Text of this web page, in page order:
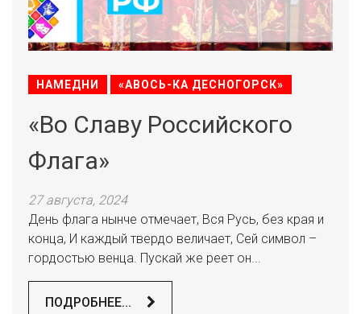
НАМЕДНИ «АВОСЬ-КА ДЕСНОГОРСК»
«Во Славу Российского
Флага»
27 августа, 2024
День флага нынче отмечает, Вся Русь, без края и
конца, И каждый твердо величает, Сей символ –
гордостью венца. Пускай же реет он...
ПОДРОБНЕЕ...